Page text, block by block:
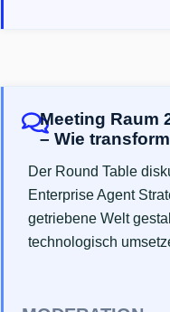
Meeting Raum
– Wie
Der Round Table
Enterprise Agent
getriebene Welt
technologisch